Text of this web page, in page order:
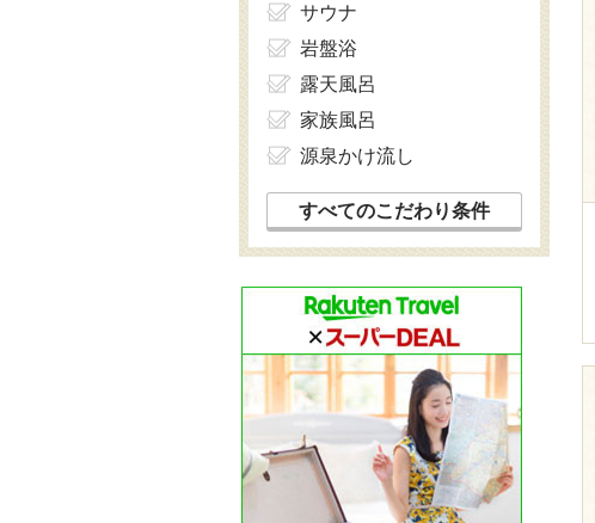
サウナ
岩盤浴
露天風呂
家族風呂
源泉かけ流し
すべてのこだわり条件